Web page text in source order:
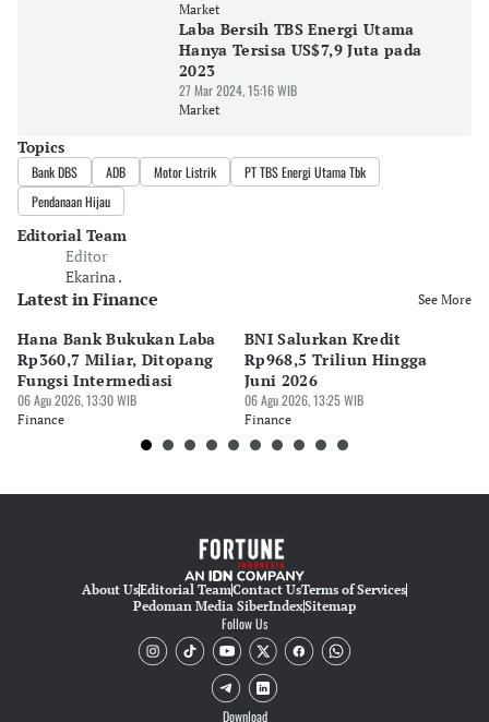
Market
Laba Bersih TBS Energi Utama
Hanya Tersisa US$7,9 Juta pada
2023
27 Mar 2024, 15:16 WIB
Market
Topics
Bank DBS ADB Motor Listrik
PT TBS Energi Utama Tbk
Pendanaan Hijau
Editorial Team
Editor
Ekarina .
Latest in Finance See More
Hana Bank Bukukan Laba
Rp360,7 Miliar, Ditopang
Fungsi Intermediasi
06 Agu 2026, 13:30 WIB
Finance
BNI Salurkan Kredit
Rp968,5 Triliun Hingga
Juni 2026
06 Agu 2026, 13:25 WIB
Finance
About UsEditorial TeamContact UsTerms of Services
Pedoman Media SiberIndexSitemap
Follow Us
Download